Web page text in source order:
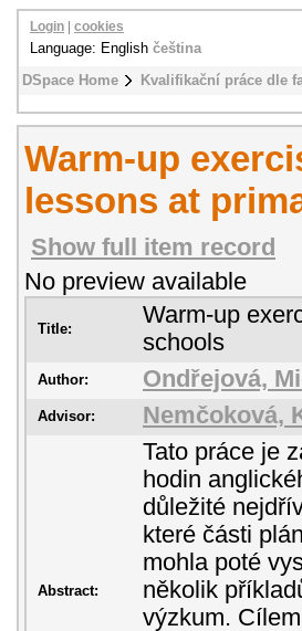
DSpace Home Kvalifikační práce dle
Login cookies
Language: English čeština
Warm-up
lessons at
Show full item record
No preview available
Title:
Warm-up
schools
Author: Ondřejová,
Advisor: Nemčoková,
Abstract:
Tato práce je
hodin
důležité
které části
mohla poté
několik
výzkum.